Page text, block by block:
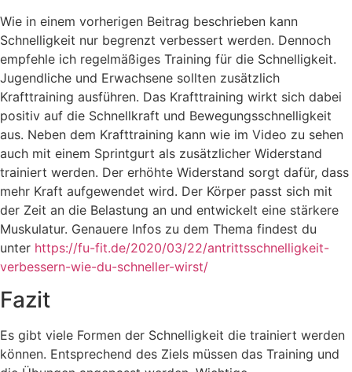
Wie in einem vorherigen Beitrag beschrieben kann
Schnelligkeit nur begrenzt verbessert werden. Dennoch
empfehle ich regelmäßiges Training für die Schnelligkeit.
Jugendliche und Erwachsene sollten zusätzlich
Krafttraining ausführen. Das Krafttraining wirkt sich dabei
positiv auf die Schnellkraft und Bewegungsschnelligkeit
aus. Neben dem Krafttraining kann wie im Video zu sehen
auch mit einem Sprintgurt als zusätzlicher Widerstand
trainiert werden. Der erhöhte Widerstand sorgt dafür, dass
mehr Kraft aufgewendet wird. Der Körper passt sich mit
der Zeit an die Belastung an und entwickelt eine stärkere
Muskulatur. Genauere Infos zu dem Thema findest du
unter https://fu-fit.de/2020/03/22/antrittsschnelligkeit-
verbessern-wie-du-schneller-wirst/
Fazit
Es gibt viele Formen der Schnelligkeit die trainiert werden
können. Entsprechend des Ziels müssen das Training und